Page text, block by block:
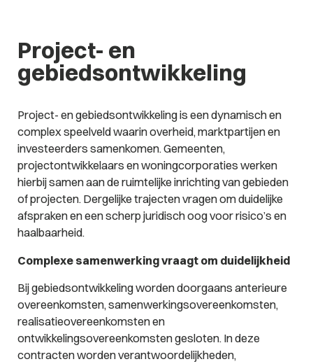
Project- en
gebiedsontwikkeling
Project- en gebiedsontwikkeling is een dynamisch en
complex speelveld waarin overheid, marktpartijen en
investeerders samenkomen. Gemeenten,
projectontwikkelaars en woningcorporaties werken
hierbij samen aan de ruimtelijke inrichting van gebieden
of projecten. Dergelijke trajecten vragen om duidelijke
afspraken en een scherp juridisch oog voor risico’s en
haalbaarheid.
Complexe samenwerking vraagt om duidelijkheid
Bij gebiedsontwikkeling worden doorgaans anterieure
overeenkomsten, samenwerkingsovereenkomsten,
realisatieovereenkomsten en
ontwikkelingsovereenkomsten gesloten. In deze
contracten worden verantwoordelijkheden,